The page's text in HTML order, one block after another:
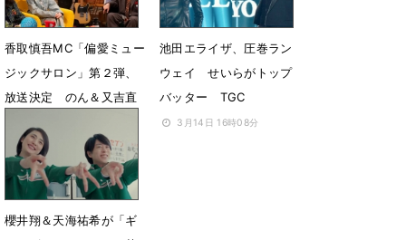
香取慎吾MC「偏愛ミュー
ジックサロン」第２弾、
放送決定 のん＆又吉直
くす
3月16日 15時00分
池田エライザ、圧巻ラン
ウェイ せいらがトップ
バッター TGC
3月14日 16時08分
櫻井翔＆天海祐希が「ギ